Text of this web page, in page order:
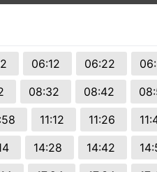
06:12 06:22
08:32 08:42
11:12 11:26
14:28 14:42